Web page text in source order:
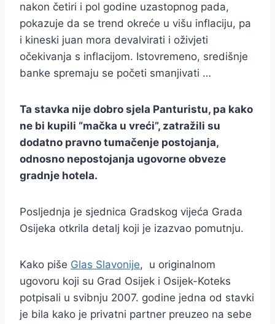
nakon četiri i pol godine uzastopnog pada,
pokazuje da se trend okreće u višu inflaciju, pa
i kineski juan mora devalvirati i oživjeti
očekivanja s inflacijom. Istovremeno, središnje
banke spremaju se početi smanjivati …
Ta stavka nije dobro sjela Panturistu, pa kako
ne bi kupili “mačka u vreći”, zatražili su
dodatno pravno tumačenje postojanja,
odnosno nepostojanja ugovorne obveze
gradnje hotela.
Posljednja je sjednica Gradskog vijeća Grada
Osijeka otkrila detalj koji je izazvao pomutnju.
Kako piše Glas Slavonije, u originalnom
ugovoru koji su Grad Osijek i Osijek-Koteks
potpisali u svibnju 2007. godine jedna od stavki
je bila kako je privatni partner preuzeo na sebe